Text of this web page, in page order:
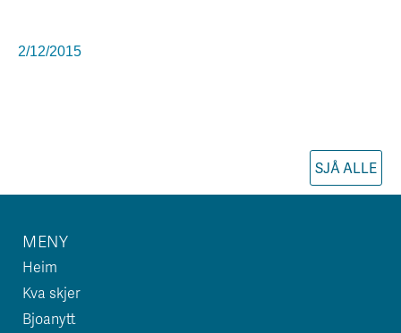
2/12/2015
SJÅ ALLE
MENY
Heim
Kva skjer
Bjoanytt